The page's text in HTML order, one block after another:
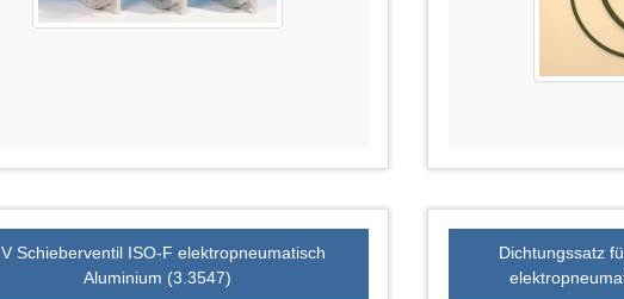
Schieberventil ISO-F elektropneumatisch
Aluminium (3.3547)
Dichtungssatz